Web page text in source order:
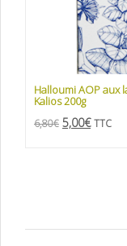
Halloumi AOP aux
Kalios 200g
6,80€ 5,00€ TTC